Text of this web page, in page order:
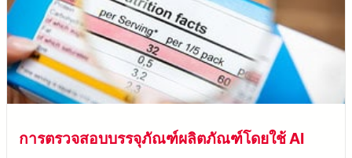
การตรวจสอบบรรจุภัณฑ์ผลิตภัณฑ์โดยใช้ AI